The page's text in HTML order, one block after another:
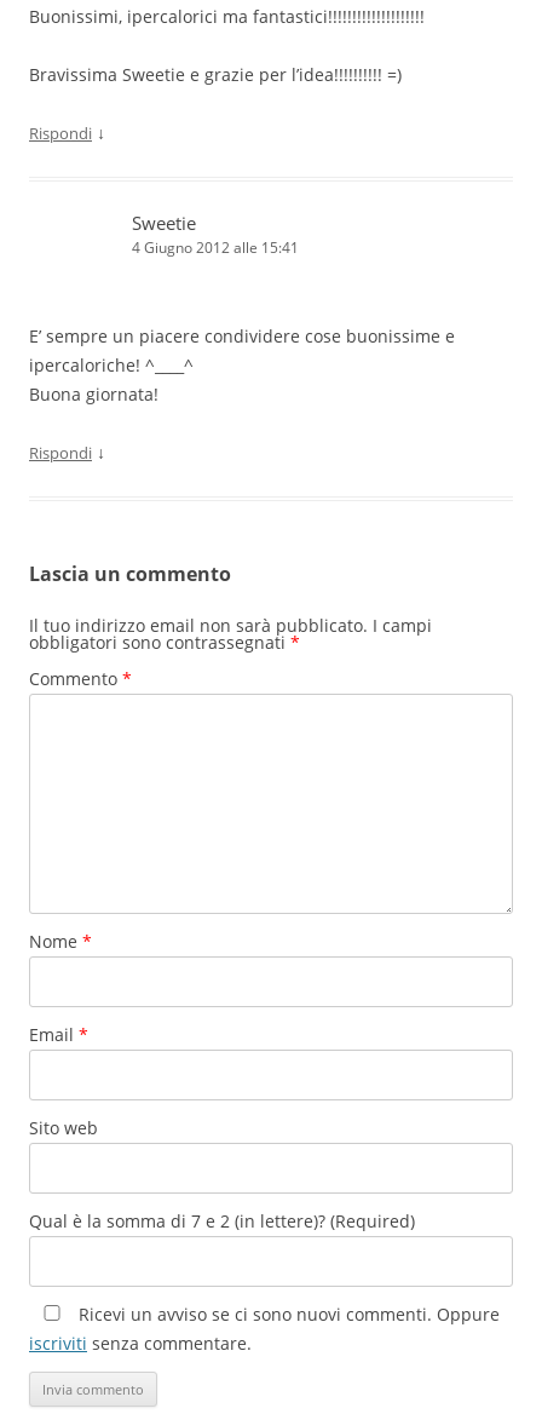
Buonissimi, ipercalorici ma fantastici!!!!!!!!!!!!!!!!!!!!
Bravissima Sweetie e grazie per l’idea!!!!!!!!!! =)
Rispondi ↓
Sweetie
4 Giugno 2012 alle 15:41
E’ sempre un piacere condividere cose buonissime e
ipercaloriche! ^____^
Buona giornata!
Rispondi ↓
Lascia un commento
Il tuo indirizzo email non sarà pubblicato. I campi
obbligatori sono contrassegnati *
Commento *
Nome *
Email *
Sito web
Qual è la somma di 7 e 2 (in lettere)? (Required)
Ricevi un avviso se ci sono nuovi commenti. Oppure
iscriviti senza commentare.